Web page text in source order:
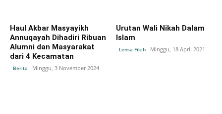
Haul Akbar Masyayikh
Annuqayah Dihadiri Ribuan
Alumni dan Masyarakat
dari 4 Kecamatan
Berita Minggu, 3 November 2024
Urutan Wali Nikah Dalam
Islam
Lensa Fikih Minggu, 18 April 2021